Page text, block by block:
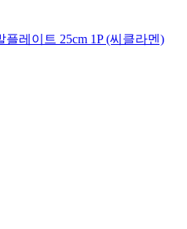
레이트 25cm 1P (씨클라멘)